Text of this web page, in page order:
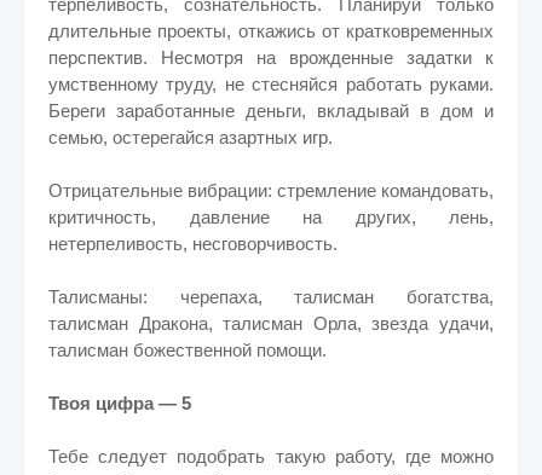
терпеливость, сознательность. Планируй только
длительные проекты, откажись от кратковременных
перспектив. Несмотря на врожденные задатки к
умственному труду, не стесняйся работать руками.
Береги заработанные деньги, вкладывай в дом и
семью, остерегайся азартных игр.
Отрицательные вибрации: стремление командовать,
критичность, давление на других, лень,
нетерпеливость, несговорчивость.
Талисманы: черепаха, талисман богатства,
талисман Дракона, талисман Орла, звезда удачи,
талисман божественной помощи.
Твоя цифра — 5
Тебе следует подобрать такую работу, где можно